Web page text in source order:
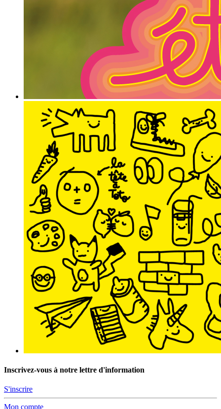
Inscrivez-vous à notre lettre d'information
S'inscrire
Mon compte